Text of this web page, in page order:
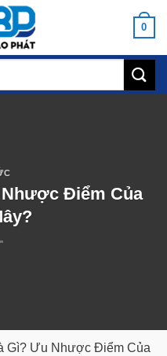
0
Nhược Điểm Của
Gì? Ưu Nhược Điểm Của